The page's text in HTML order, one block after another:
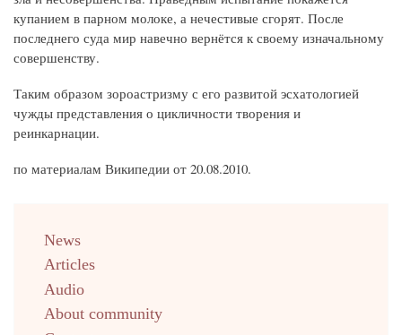
купанием в парном молоке, а нечестивые сгорят. После
последнего суда мир навечно вернётся к своему изначальному
совершенству.
Таким образом зороастризму с его развитой эсхатологией
чужды представления о цикличности творения и
реинкарнации.
по материалам Википедии от 20.08.2010.
english
News
Articles
Audio
About community